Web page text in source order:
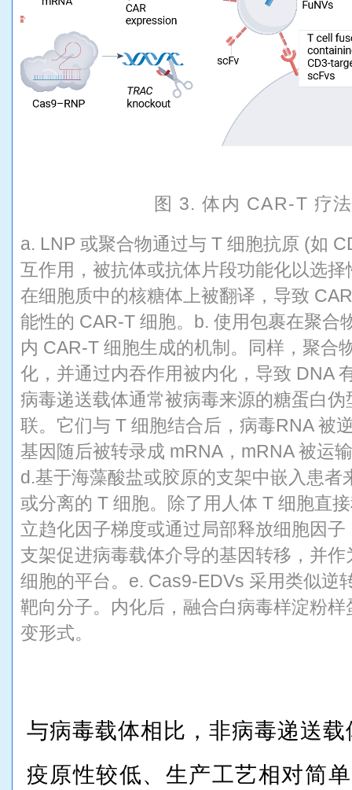
图 3. 体内 CAR-T 疗
a. LNP 或聚合物通过与 T 细胞抗原 (如
互作用，被抗体或抗体片段功能化以选
在细胞质中的核糖体上被翻译，导致
能性的 CAR-T 细胞。b. 使用包裹在聚合
内 CAR-T 细胞生成的机制。同样，聚合
化，并通过内吞作用被内化，导致 DNA
病毒递送载体通常被病毒来源的糖蛋白
联。它们与 T 细胞结合后，病毒RNA 被
基因随后被转录成 mRNA，mRNA 被运
d.基于海藻酸盐或胶原的支架中嵌入患
或分离的 T 细胞。除了用人体 T 细胞直
立趋化因子梯度或通过局部释放细胞因
支架促进病毒载体介导的基因转移，并
细胞的平台。e. Cas9-EDVs 采用类似逆
靶向分子。内化后，融合白病毒样淀粉
变形式。
与病毒载体相比，非病毒递送
疫原性较低、生产工艺相对简